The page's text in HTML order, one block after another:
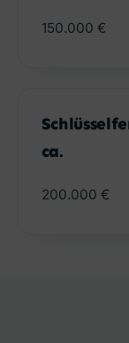
150.000 €
ca.
200.000 €